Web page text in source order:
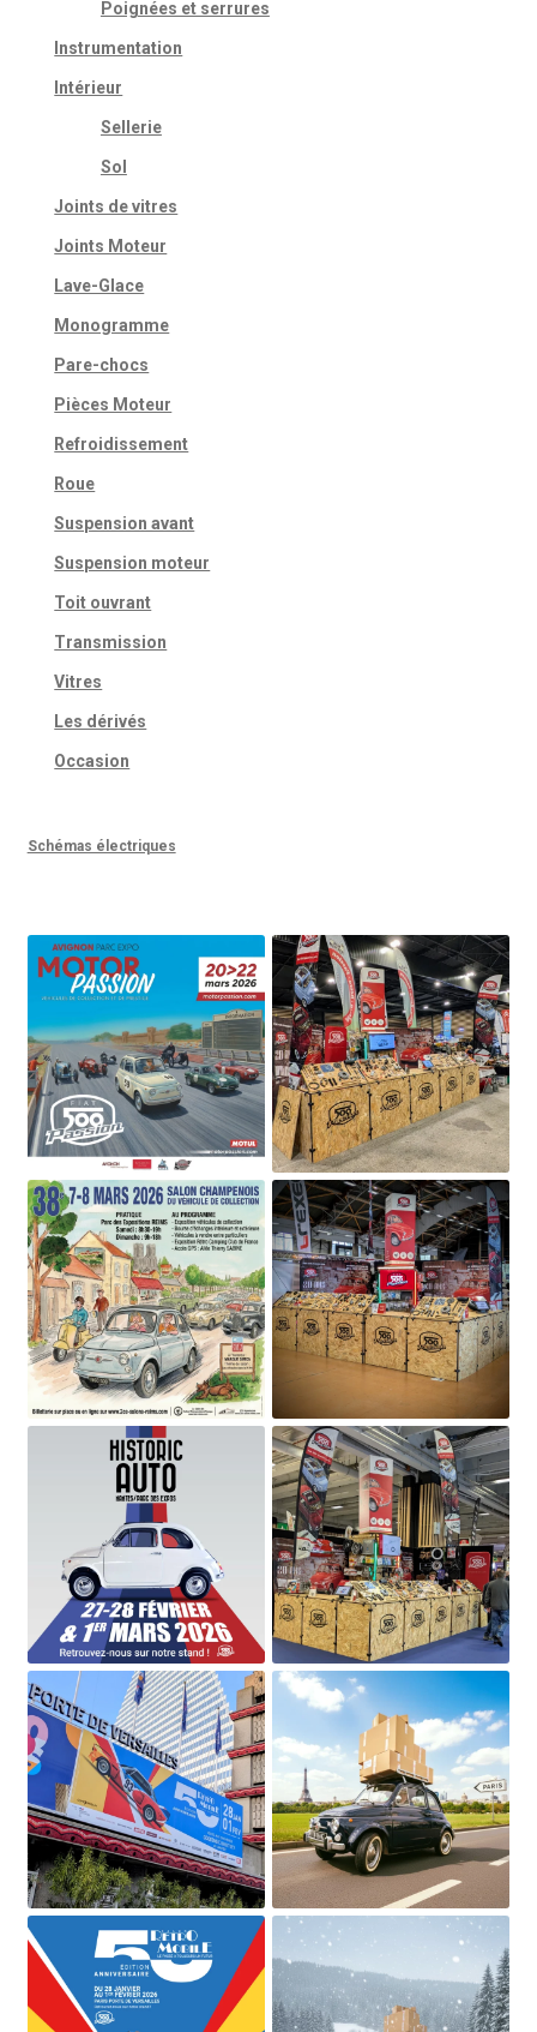
Poignées et serrures
Instrumentation
Intérieur
Sellerie
Sol
Joints de vitres
Joints Moteur
Lave-Glace
Monogramme
Pare-chocs
Pièces Moteur
Refroidissement
Roue
Suspension avant
Suspension moteur
Toit ouvrant
Transmission
Vitres
Les dérivés
Occasion
Schémas électriques